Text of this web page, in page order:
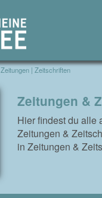
Zeitungen | Zeitschriften
Zeitungen &
Hier findest du alle
Zeitungen &
in Zeitungen &